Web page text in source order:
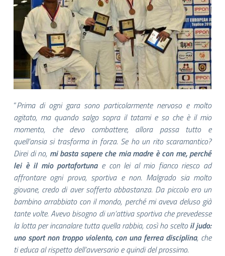
“Prima di ogni gara sono particolarmente nervoso e molto
agitato, ma quando salgo sopra il tatami e so che è il mio
momento, che devo combattere, allora passa tutto e
quell’ansia si trasforma in forza. Se ho un rito scaramantico?
Direi di no, mi basta sapere che mia madre è con me, perché
lei è il mio portafortunae con lei al mio fianco riesco ad
affrontare ogni prova, sportiva e non. Malgrado sia molto
giovane, credo di aver sofferto abbastanza. Da piccolo ero un
bambino arrabbiato con il mondo, perché mi aveva deluso già
tante volte. Avevo bisogno di un’attiva sportiva che prevedesse
la lotta per incanalare tutta quella rabbia, così ho sceltoil judo:
uno sport non troppo violento, con una ferrea disciplina, che
ti educa al rispetto dell’avversario e quindi del prossimo.